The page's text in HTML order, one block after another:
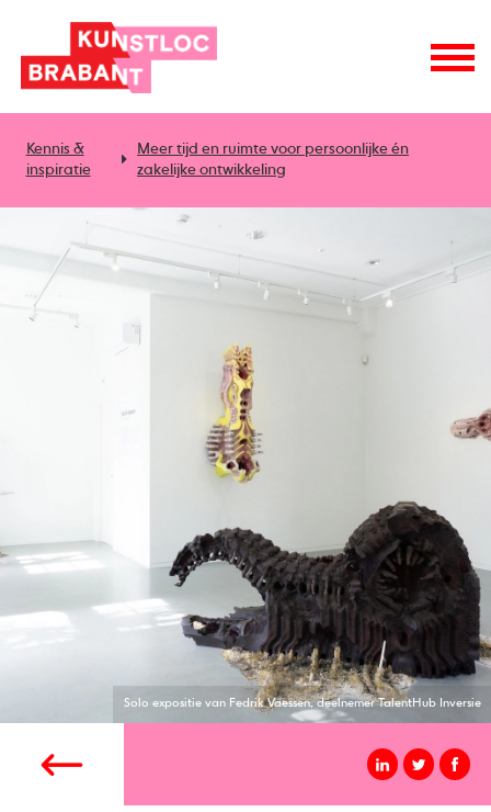
Kennis &
inspiratie
Meer tijd en ruimte voor persoonlijke én
zakelijke ontwikkeling
Solo expositie van Fedrik Vaessen, deelnemer TalentHub Inversie